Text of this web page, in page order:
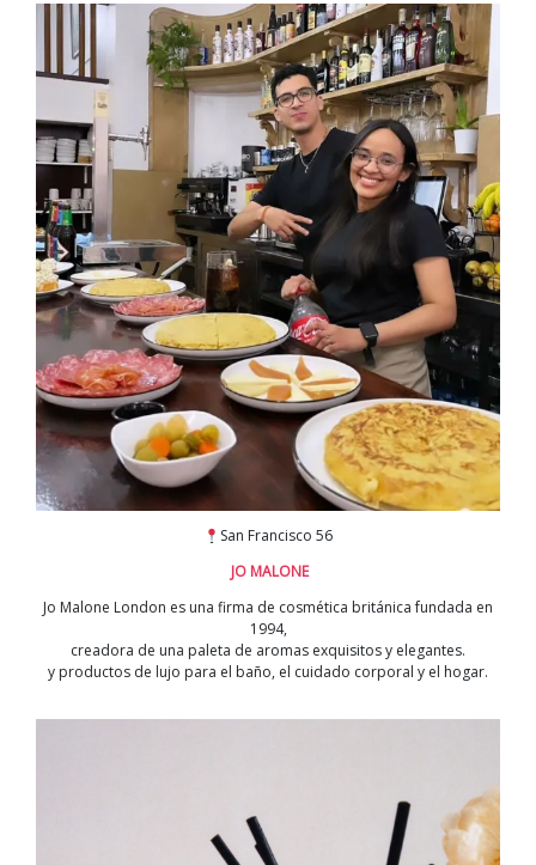
San Francisco 56
JO MALONE
Jo Malone London es una firma de cosmética británica fundada en
1994,
creadora de una paleta de aromas exquisitos y elegantes.
y productos de lujo para el baño, el cuidado corporal y el hogar.